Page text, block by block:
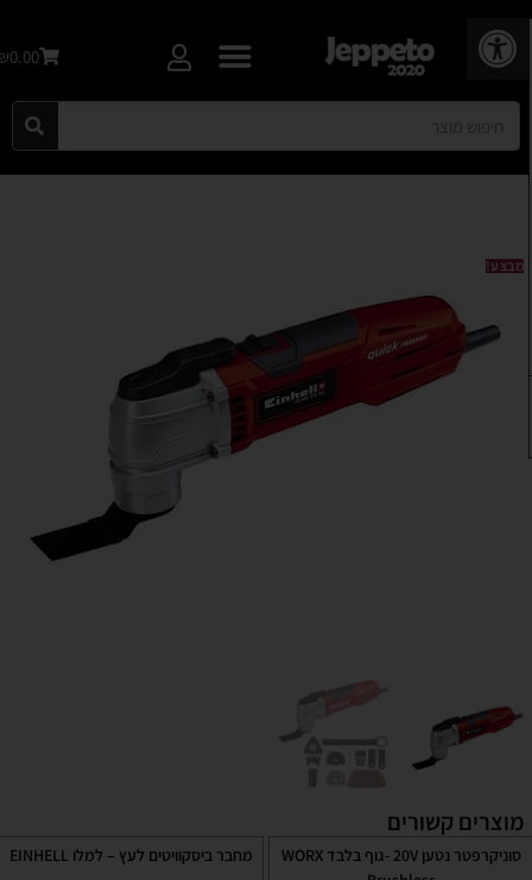
פתח סרגל נגישות
₪0.00
מבצע!
מוצרים קשורים
סוניקרפטר נטען 20V -גוף בלבד WORX
מחבר ביסקוויטים לעץ – למלו EINHELL